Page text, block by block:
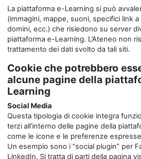
La piattaforma e-Learning si può
(immagini, mappe, suoni, specifici link
domini, ecc.) che risiedono su server
piattaforma e-Learning. L’Ateneo non
trattamento dei dati svolto da tali siti.
Cookie che potrebbero
alcune pagine della
Learning
Social Media
Questa tipologia di cookie integra
terzi all’interno delle pagine della
come le icone e le preferenze
Un esempio sono i “social plugin” per
LinkedIn. Si tratta di parti della pagina